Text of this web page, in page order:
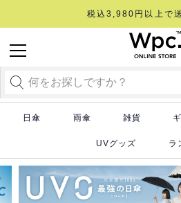
税込3,980円以上で
日傘 雨傘 雑貨
UVグッズ ラ